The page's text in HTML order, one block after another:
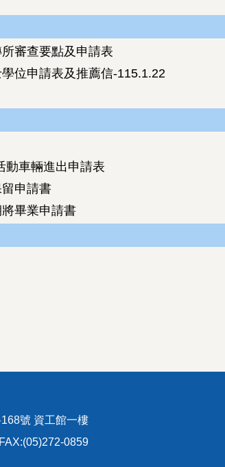
審查要點及申請表
位申請表及推薦信-115.1.22
動車輛進出申請表
申請書
畢業申請書
號 資工館一樓
0859